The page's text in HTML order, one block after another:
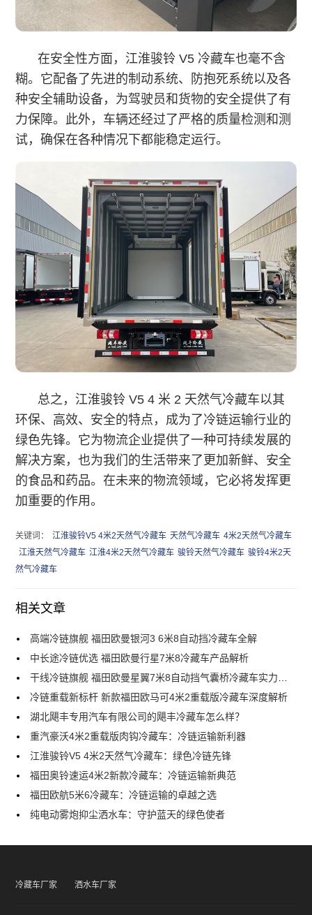
在安全性方面，江淮骏铃 V5 冷藏车也毫不含
糊。它配备了先进的制动系统、防抱死系统以及各
种安全辅助设备，为驾驶员和货物的安全提供了有
力保障。此外，车辆还经过了严格的质量检测和测
试，确保在各种情况下都能稳定运行。
总之，江淮骏铃 V5 4 米 2 天然气冷藏车以其
环保、高效、安全的特点，成为了冷链运输行业的
绿色先锋。它为物流企业提供了一种可持续发展的
解决方案，也为我们的生活带来了更加新鲜、安全
的食品和药品。在未来的物流领域，它必将发挥更
加重要的作用。
关键词： 江淮骏铃V5 4米2天然气冷藏车 天然气冷藏车 4米2天然气冷藏车
江淮天然气冷藏车 江淮4米2天然气冷藏车 骏铃天然气冷藏车 骏铃4米2天
然气冷藏车
相关文章
高端冷链旗舰 福田欧曼银河3 6米8自动挡冷藏车全解
中长途冷链优选 福田欧曼行星7米8冷藏车产品解析
干线冷链旗舰 福田欧曼星翼7米8自动挡气囊桥冷藏车实力解析
冷链重载新标杆 新款福田欧马可4米2重载版冷藏车深度解析
湖北飓丰专用汽车有限公司的飓丰冷藏车怎么样？
重汽豪沃4米2重载版肉钩冷藏车：冷链运输新利器
江淮骏铃V5 4米2天然气冷藏车：绿色冷链先锋
福田奥铃速运4米2新款冷藏车：冷链运输新典范
福田欧航5米6冷藏车：冷链运输的卓越之选
纯电动雾炮抑尘洒水车：守护蓝天的绿色使者
冷藏车厂家 洒水车厂家